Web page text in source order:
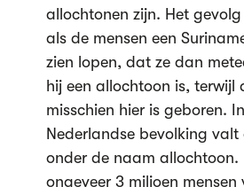
allochtonen zijn. Het
als de mensen een
zien lopen, dat ze dan
hij een allochtoon is, terwijl
misschien hier is geboren.
Nederlandse bevolking valt
onder de naam allochtoon.
ongeveer 3 miljoen